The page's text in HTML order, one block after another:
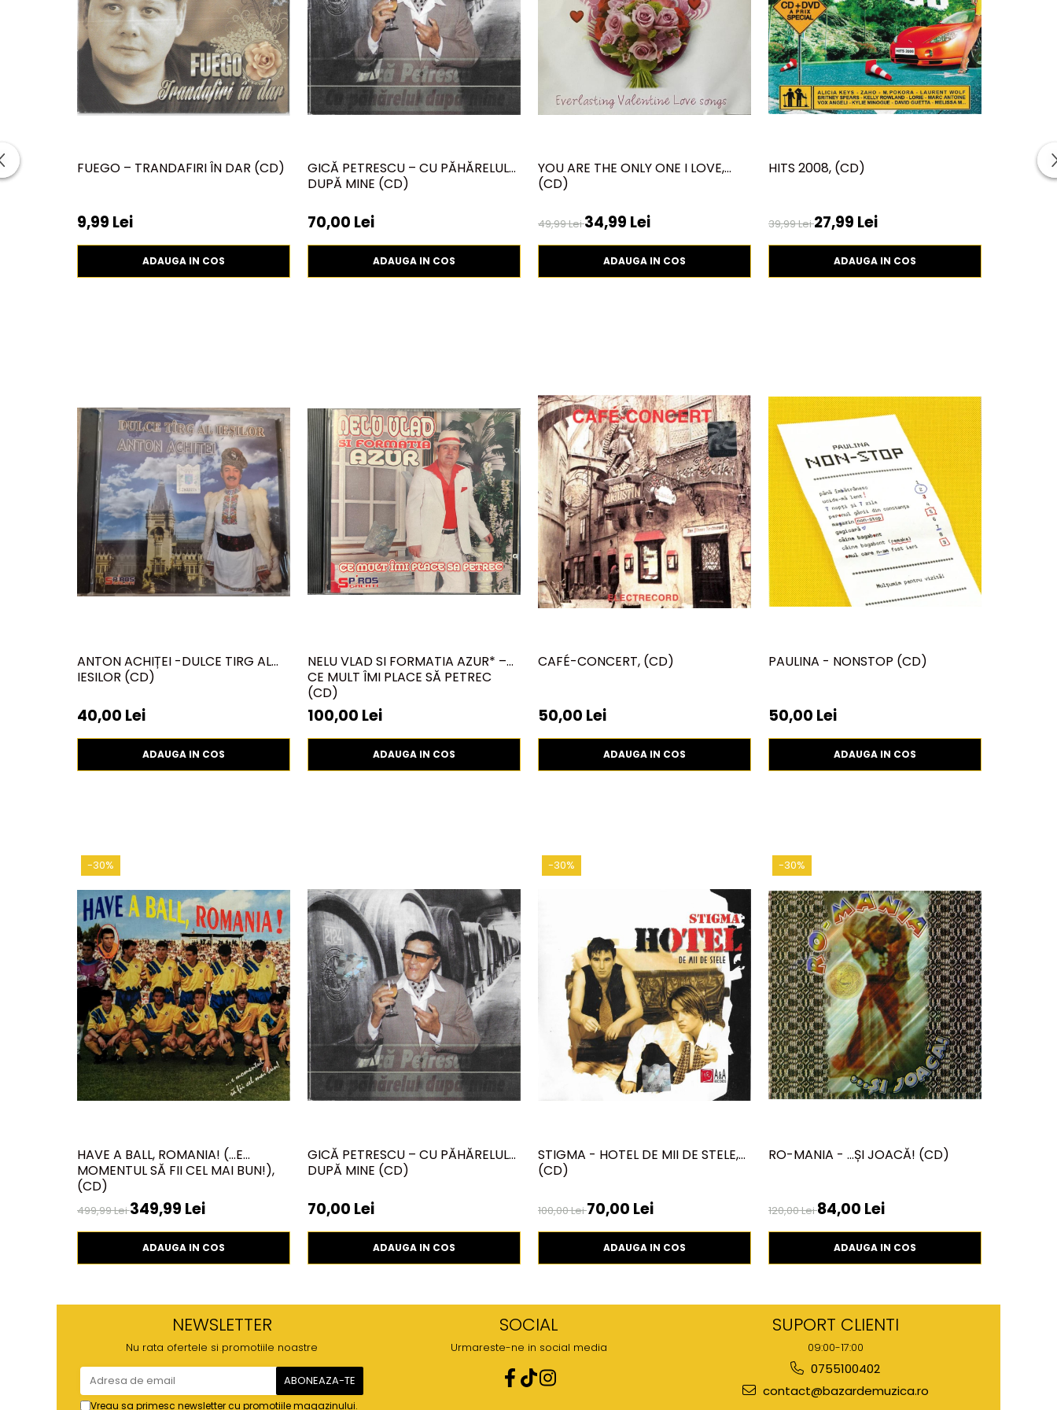
FUEGO – TRANDAFIRI ÎN DAR (CD)
9,99 Lei
ADAUGA IN COS
GICĂ PETRESCU – CU PĂHĂRELUL
DUPĂ MINE (CD)
70,00 Lei
ADAUGA IN COS
YOU ARE THE ONLY ONE I LOVE,
(CD)
49,99 Lei34,99 Lei
ADAUGA IN COS
HITS 2008, (CD)
39,99 Lei27,99 Lei
ADAUGA IN COS
ELVIRA
ANTON ACHIȚEI -DULCE TIRG AL
IESILOR (CD)
40,00 Lei
ADAUGA IN COS
NELU VLAD SI FORMATIA AZUR* –
CE MULT ÎMI PLACE SĂ PETREC
(CD)
100,00 Lei
ADAUGA IN COS
CAFÉ-CONCERT, (CD)
50,00 Lei
ADAUGA IN COS
PAULINA - NONSTOP (CD)
50,00 Lei
ADAUGA IN COS
-30%
HAVE A BALL, ROMANIA! (...E
MOMENTUL SĂ FII CEL MAI BUN!),
(CD)
499,99 Lei349,99 Lei
ADAUGA IN COS
GICĂ PETRESCU – CU PĂHĂRELUL
DUPĂ MINE (CD)
70,00 Lei
ADAUGA IN COS
-30%
STIGMA - HOTEL DE MII DE STELE,
(CD)
100,00 Lei70,00 Lei
ADAUGA IN COS
-30%
RO-MANIA - ...ȘI JOACĂ! (CD)
120,00 Lei84,00 Lei
ADAUGA IN COS
NEWSLETTER
Nu rata ofertele si promotiile noastre
Vreau sa primesc newsletter cu promotiile magazinului.
SOCIAL
Urmareste-ne in social media
SUPORT CLIENTI
09:00-17:00
0755100402
contact@bazardemuzica.ro